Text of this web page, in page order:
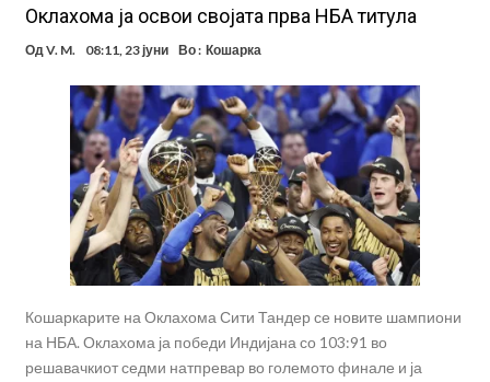
Оклахома ja освои својата прва НБА титула
ОдV. M. 08:11, 23 јуни Во : Кошарка
Кошаркарите на Оклахома Сити Тандер се новите шампиони
на НБА. Оклахома ја победи Индијана со 103:91 во
решавачкиот седми натпревар во големото финале и ја